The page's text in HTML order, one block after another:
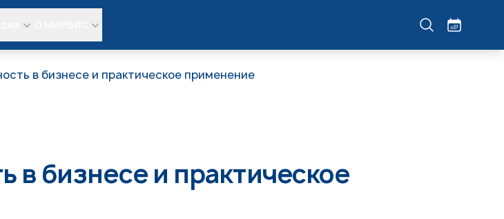
в бизнесе и практическое применение
в бизнесе и практическое